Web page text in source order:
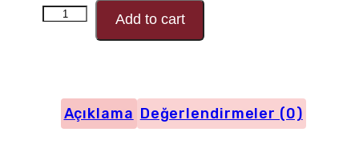
PLAIN
Add to cart
Açıklama Değerlendirmeler (0)